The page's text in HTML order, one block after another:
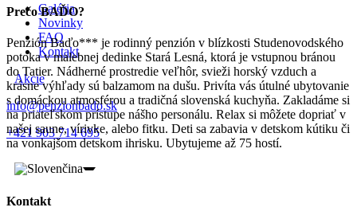
Galéria
Novinky
FAQ
Kontakt
Akcie
info@penzionbado.sk
+421 903 714 695
Prečo BAĎO?
Penzión Baďo*** je rodinný penzión v blízkosti Studenovodského
potoka v malebnej dedinke Stará Lesná, ktorá je vstupnou bránou
do Tatier. Nádherné prostredie veľhôr, svieži horský vzduch a
krásne výhľady sú balzamom na dušu. Privíta vás útulné ubytovanie
s domáckou atmosférou a tradičná slovenská kuchyňa. Zakladáme si
na priateľskom prístupe nášho personálu. Relax si môžete dopriať v
našej saune, vírivke, alebo fitku. Deti sa zabavia v detskom kútiku či
na vonkajšom detskom ihrisku. Ubytujeme až 75 hostí.
Zobraziť izby
Kontakt